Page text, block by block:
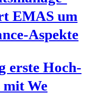
EMAS um
Aspekte
ers­te Hoch­
mit We